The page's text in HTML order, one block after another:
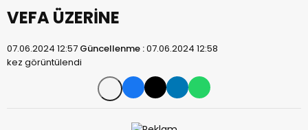
VEFA ÜZERİNE
07.06.2024 12:57 Güncellenme :07.06.2024 12:58
kez görüntülendi